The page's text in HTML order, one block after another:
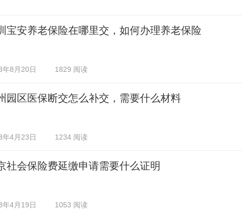
宝安养老保险在哪里交，如何办理养老保险
年8月20日 1829 阅读
园区医保断交怎么补交，需要什么材料
年4月23日 1234 阅读
社会保险费延缴申请需要什么证明
年4月19日 1053 阅读